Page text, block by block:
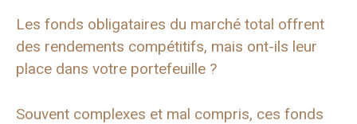
Les fonds obligataires du marché total offrent
des rendements compétitifs, mais ont-ils leur
place dans votre portefeuille ?
Souvent complexes et mal compris, ces fonds